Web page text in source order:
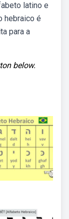
latino e
hebraico é
para a
below.